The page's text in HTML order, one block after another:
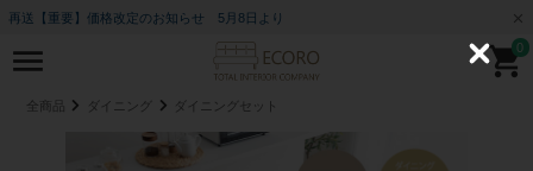
再送【重要】価格改定のお知らせ 5月8日より
0
全商品 ダイニング ダイニングセット
C